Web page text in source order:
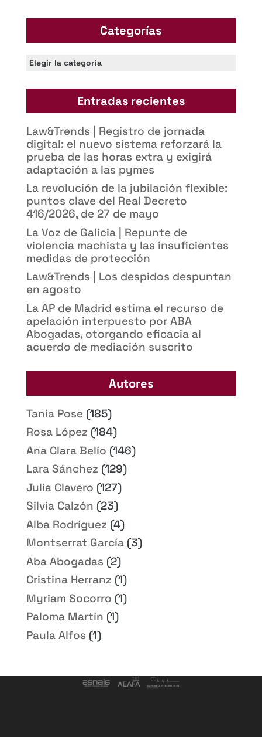
Categorías
Categorías
Entradas recientes
Law&Trends | Registro de jornada
digital: el nuevo sistema reforzará la
prueba de las horas extra y exigirá
adaptación a las pymes
La revolución de la jubilación flexible:
puntos clave del Real Decreto
416/2026, de 27 de mayo
La Voz de Galicia | Repunte de
violencia machista y las insuficientes
medidas de protección
Law&Trends | Los despidos despuntan
en agosto
La AP de Madrid estima el recurso de
apelación interpuesto por ABA
Abogadas, otorgando eficacia al
acuerdo de mediación suscrito
Autores
Tania Pose(185)
Rosa López (184)
Ana Clara Belío (146)
Lara Sánchez (129)
Julia Clavero (127)
Silvia Calzón (23)
Alba Rodríguez (4)
Montserrat García(3)
Aba Abogadas (2)
Cristina Herranz (1)
Myriam Socorro (1)
Paloma Martín (1)
Paula Alfos (1)